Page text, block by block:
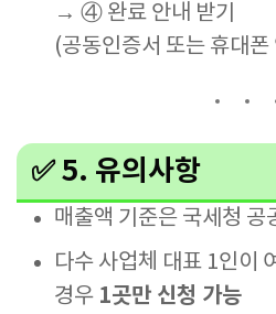
→ ④ 완료 안내 받기
(공동인증서 또는 휴대폰
✅ 5. 유의사항
매출액 기준은 국세청 공
다수 사업체 대표 1인이
경우 1곳만 신청 가능